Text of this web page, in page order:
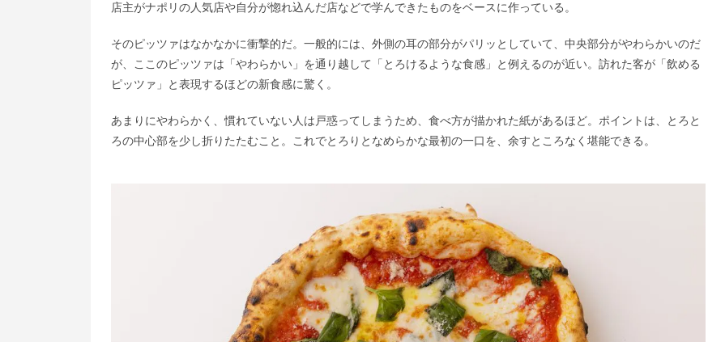
店主がナポリの人気店や自分が惚れ込んだ店などで学んできたものをベースに作っている。
そのピッツァはなかなかに衝撃的だ。一般的には、外側の耳の部分がパリッとしていて、中央部分がやわらかいのだ
が、ここのピッツァは「やわらかい」を通り越して「とろけるような食感」と例えるのが近い。訪れた客が「飲める
ピッツァ」と表現するほどの新食感に驚く。
あまりにやわらかく、慣れていない人は戸惑ってしまうため、食べ方が描かれた紙があるほど。ポイントは、とろと
ろの中心部を少し折りたたむこと。これでとろりとなめらかな最初の一口を、余すところなく堪能できる。